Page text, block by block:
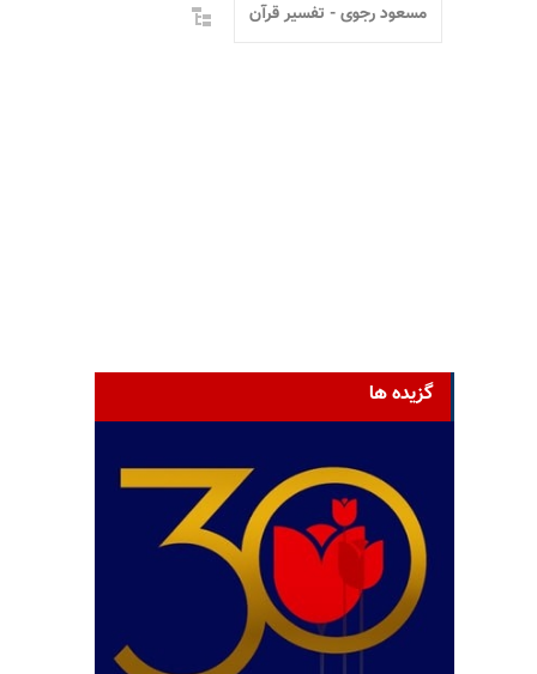
مسعود رجوی - تفسیر قرآن
گزیده ها